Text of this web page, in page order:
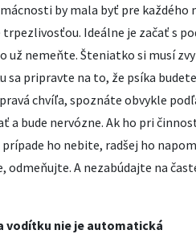
by mala byť pre
Ideálne je začať s
už nemeňte. Šteniatko si musí
sa pripravte na to, že psíka
chvíľa, spoznáte obvykle
a bude nervózne. Ak ho pri
ho nebite, radšej ho
odmeňujte. A nezabúdajte na
vodítku nie je automatická